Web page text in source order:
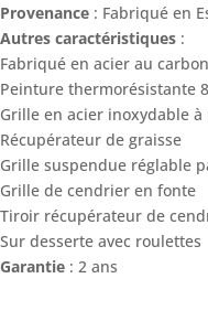
Provenance : Fabriqué en
Autres caractéristiques :
Fabriqué en acier au
Peinture thermorésistante
Grille en acier inoxydable
Récupérateur de graisse
Grille suspendue réglable
Grille de cendrier en fonte
Tiroir récupérateur de
Sur desserte avec roulettes
Garantie : 2 ans